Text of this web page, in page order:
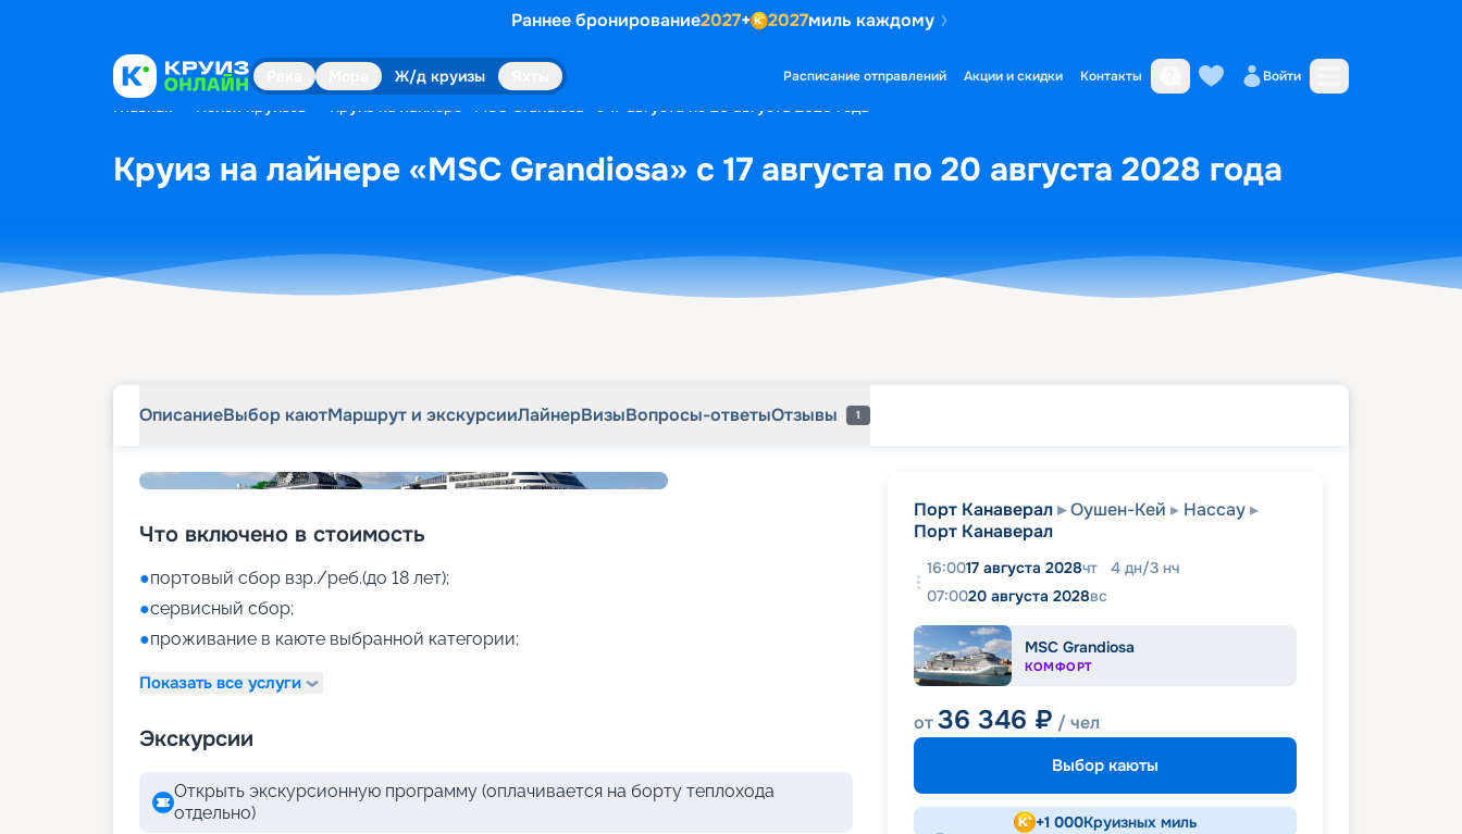
Раннее бронирование2027+ 2027миль каждому
Ж/д круизы Расписание отправлений Акции и скидки Контакты Войти
Главная Поиск круизов Круиз на лайнере «MSC Grandiosa» с 17 августа по 20 августа 2028 года
Круиз на лайнере «MSC Grandiosa» с 17 августа по 20 августа 2028 года
ОписаниеВыбор каютМаршрут и экскурсииЛайнерВизыВопросы-ответыОтзывы 1
Что включено в стоимость
●портовый сбор взр./реб.(до 18 лет);
●сервисный сбор;
●проживание в каюте выбранной категории;
Показать все услуги
Экскурсии
Открыть экскурсионную программу (оплачивается на борту теплохода
отдельно)
Порт Канаверал Оушен-Кей
Нассау
Порт Канаверал
16:0017 августа 2028чт 4 дн/3 нч
07:0020 августа 2028вс
MSC Grandiosa
КОМФОРТ
от36 346 ₽ / чел
Выбор каюты
+1 000Круизных миль